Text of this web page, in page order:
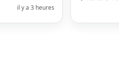
il y a 3 heures